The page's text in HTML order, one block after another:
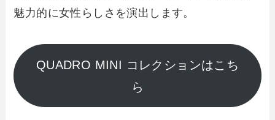
魅力的に女性らしさを演出します。
QUADRO MINI コレクションはこち
ら